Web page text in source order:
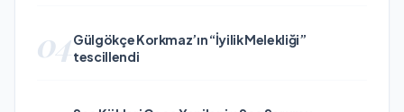
04Gülgökçe Korkmaz’ın “İyilik Melekliği”
tescillendi